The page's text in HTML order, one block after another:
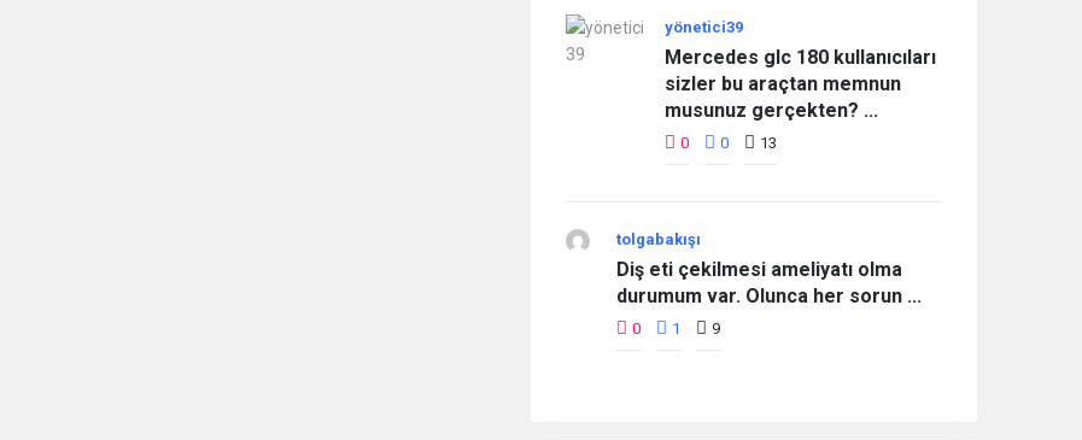
yönetici39
Mercedes glc 180 kullanıcıları
sizler bu araçtan memnun
musunuz gerçekten? ...
0 0 13
tolgabakışı
Diş eti çekilmesi ameliyatı olma
durumum var. Olunca her sorun ...
0 1 9